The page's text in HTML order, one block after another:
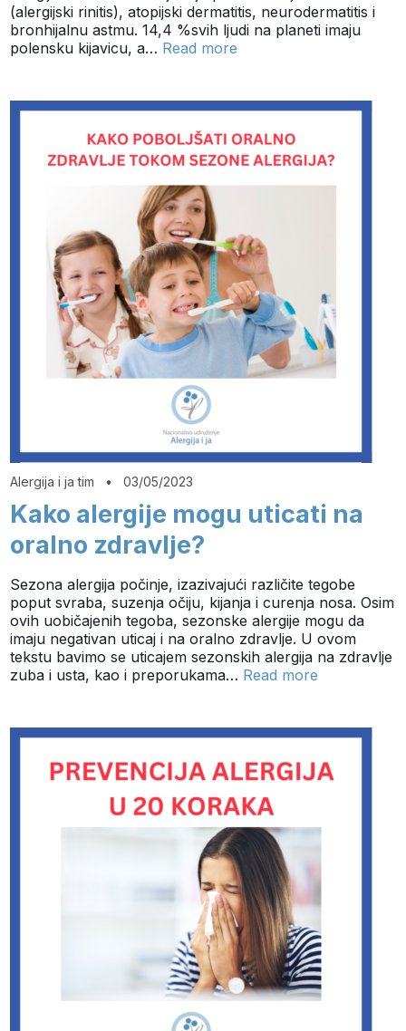
(alergijski rinitis), atopijski dermatitis, neurodermatitis i
bronhijalnu astmu. 14,4 %svih ljudi na planeti imaju
polensku kijavicu, a… Read more
Alergija i ja tim •03/05/2023
Kako alergije mogu uticati na
oralno zdravlje?
Sezona alergija počinje, izazivajući različite tegobe
poput svraba, suzenja očiju, kijanja i curenja nosa. Osim
ovih uobičajenih tegoba, sezonske alergije mogu da
imaju negativan uticaj i na oralno zdravlje. U ovom
tekstu bavimo se uticajem sezonskih alergija na zdravlje
zuba i usta, kao i preporukama… Read more